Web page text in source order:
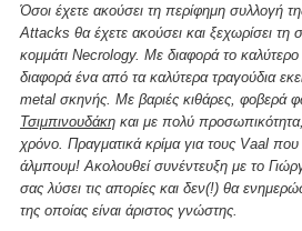
Όσοι έχετε ακούσει τη περίφημη συλλογή
Attacks θα έχετε ακούσει και ξεχωρίσει τη
κομμάτι Necrology. Με διαφορά το καλύτερο
διαφορά ένα από τα καλύτερα τραγούδια
metal σκηνής. Με βαριές κιθάρες, φοβερά
Τσιμπινουδάκη και με πολύ
χρόνο. Πραγματικά κρίμα για τους Vaal
άλμπουμ! Ακολουθεί συνέντευξη με το
σας λύσει τις απορίες και δεν(!) θα
της οποίας είναι άριστος γνώστης.